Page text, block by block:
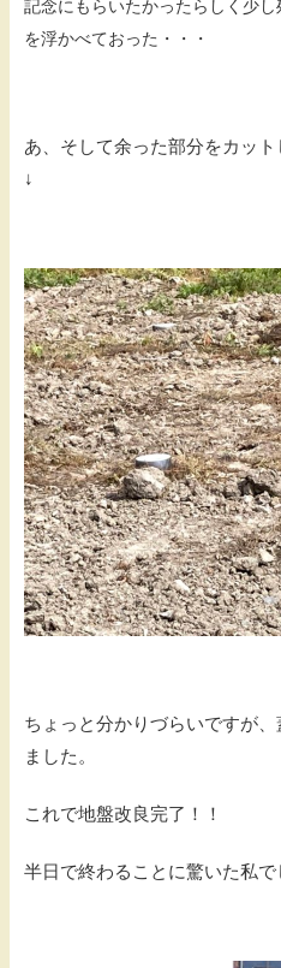
記念にもらいたかったらしく少
を浮かべておった・・・
あ、そして余った部分をカッ
↓
ちょっと分かりづらいですが
ました。
これで地盤改良完了！！
半日で終わることに驚いた私で